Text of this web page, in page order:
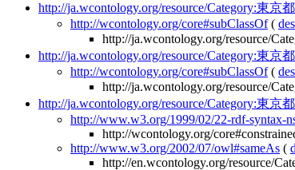
http://ja.wcontology.org/resource/Category:東京
http://wcontology.org/core#subClassOf(
http://ja.wcontology.org/resource/
http://ja.wcontology.org/resource/Category:東京
http://wcontology.org/core#subClassOf(
http://ja.wcontology.org/resource/
http://ja.wcontology.org/resource/Category:東京
http://www.w3.org/1999/02/22-rdf-syntax-
http://wcontology.org/
http://www.w3.org/2002/07/owl#sameAs (
http://en.wcontology.org/resource/